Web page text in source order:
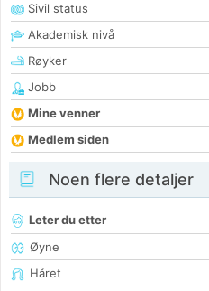
Sivil status
Akademisk nivå
Røyker
Jobb
Mine venner
Medlem siden
Noen flere detaljer
Leter du etter
Øyne
Håret